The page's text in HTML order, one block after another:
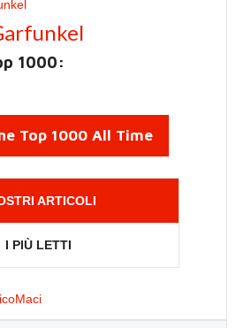
1000:
Top 1000 All Time
ARTICOLI
I PIÙ LETTI